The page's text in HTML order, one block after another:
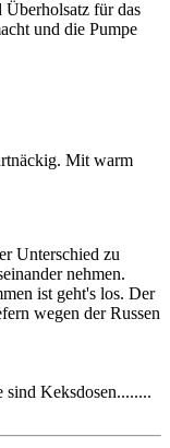
Überholsatz für das
und die Pumpe
Mit warm
Unterschied zu
nehmen.
ist geht's los. Der
wegen der Russen
sind Keksdosen........